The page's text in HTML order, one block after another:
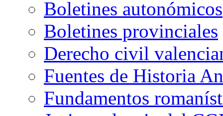
Boletines autonómicos
Boletines provinciales
Derecho civil
Fuentes de Historia
Fundamentos